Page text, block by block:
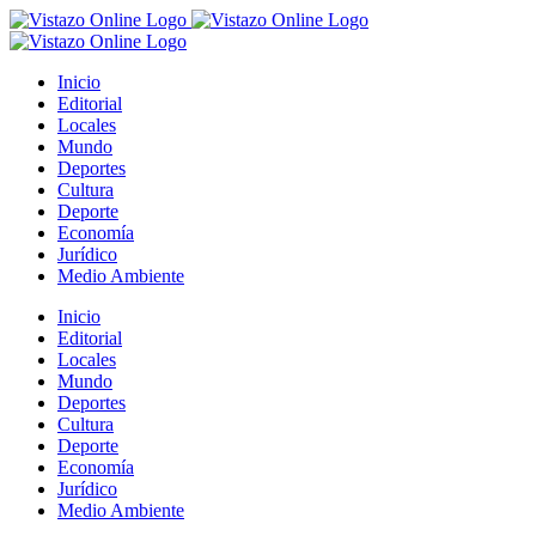
Saltar
al
Inicio
Editorial
Locales
Mundo
Deportes
Cultura
Deporte
Economía
Jurídico
Medio Ambiente
Inicio
Editorial
Locales
Mundo
Deportes
Cultura
Deporte
Economía
Jurídico
Medio Ambiente